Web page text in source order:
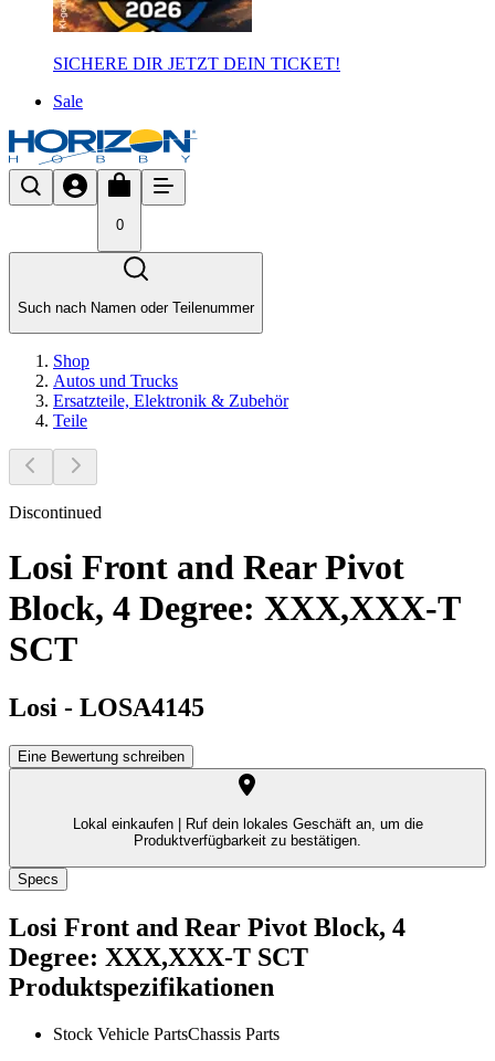
SICHERE DIR JETZT DEIN TICKET!
Sale
0
Such nach Namen oder Teilenummer
Shop
Autos und Trucks
Ersatzteile, Elektronik & Zubehör
Teile
Discontinued
Losi Front and Rear Pivot
Block, 4 Degree: XXX,XXX-T
SCT
Losi - LOSA4145
Eine Bewertung schreiben
Lokal einkaufen |
Ruf dein lokales Geschäft an, um die
Produktverfügbarkeit zu bestätigen.
Specs
Losi Front and Rear Pivot Block, 4
Degree: XXX,XXX-T SCT
Produktspezifikationen
Stock Vehicle PartsChassis Parts